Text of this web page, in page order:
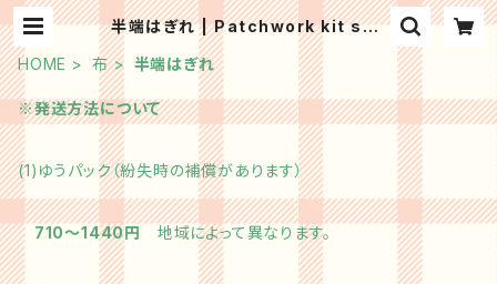
半端はぎれ | Patchwork kit sho
p HinaPatch
HOME
布 半端はぎれ
※発送方法について
(1)ゆうパック（紛失時の補償があります）
710～1440円 地域によって異なります。